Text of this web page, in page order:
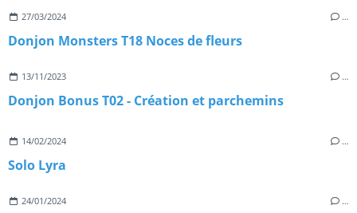
27/03/2024 …
Donjon Monsters T18 Noces de fleurs
13/11/2023 …
Donjon Bonus T02 - Création et parchemins
14/02/2024 …
Solo Lyra
24/01/2024 …